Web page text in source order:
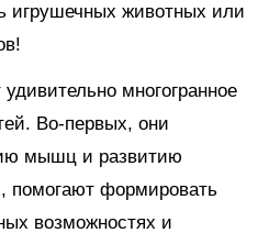
игрушечных животных или
многогранное
Во-первых, они
мышц и развитию
помогают формировать
возможностях и